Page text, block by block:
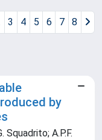
3 4 5 6 7 8
by
Squadrito; A.P.F.